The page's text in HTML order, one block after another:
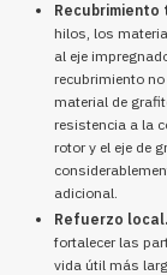
hilos, los
al eje
recubrimiento
material de
resistencia a la
rotor y el eje de
adicional.
Refuerzo local.
fortalecer las
vida útil más